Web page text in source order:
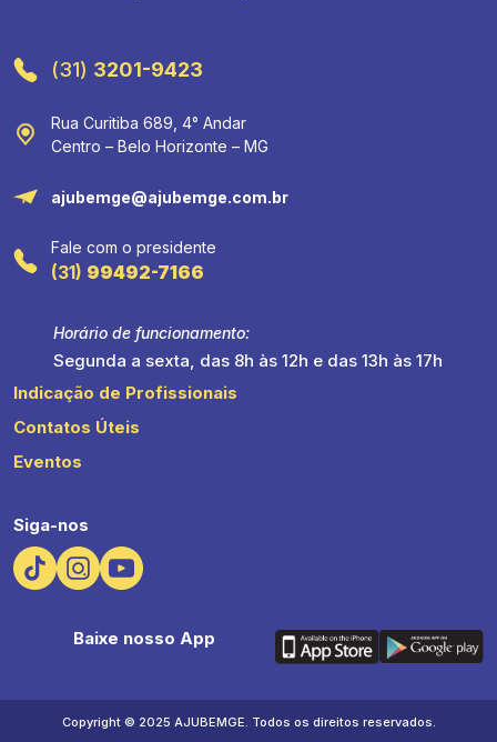
(31) 3201-9423
Rua Curitiba 689, 4° Andar
Centro – Belo Horizonte – MG
ajubemge@ajubemge.com.br
Fale com o presidente
(31) 99492-7166
Horário de funcionamento:
Segunda a sexta, das 8h às 12h e das 13h às 17h
Indicação de Profissionais
Contatos Úteis
Eventos
Siga-nos
Baixe nosso App
Copyright © 2025 AJUBEMGE. Todos os direitos reservados.